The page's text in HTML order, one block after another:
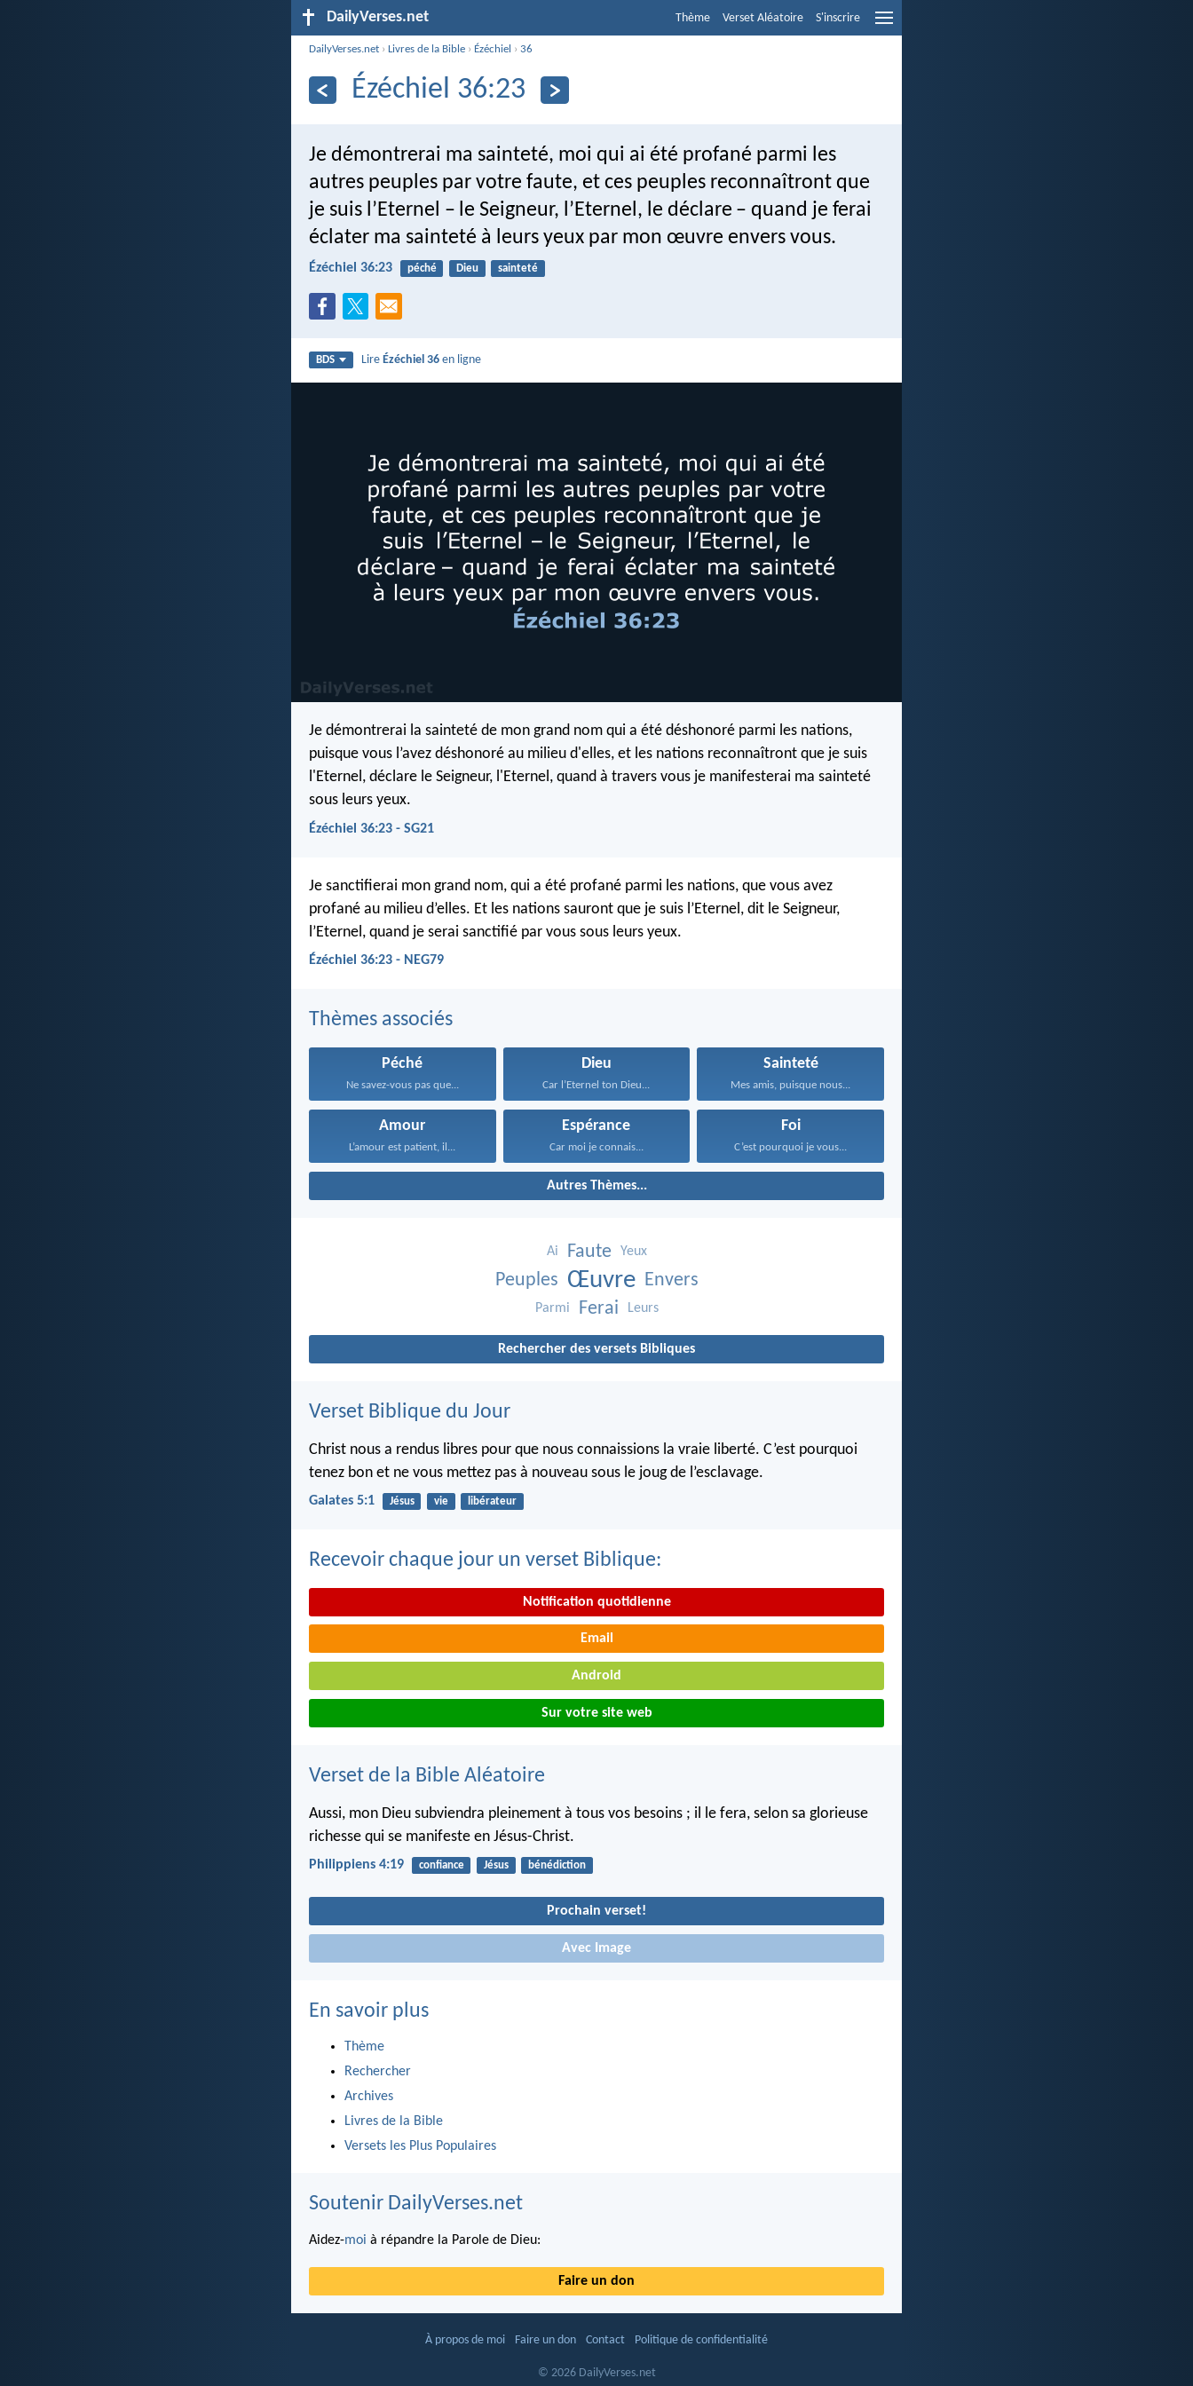
DailyVerses.net Thème Verset Aléatoire S'inscrire
DailyVerses.net ›Livres de la Bible › Ézéchiel ›36
Ézéchiel 36:23
Je démontrerai ma sainteté, moi qui ai été profané parmi les
autres peuples par votre faute, et ces peuples reconnaîtront que
je suis l’Eternel – le Seigneur, l’Eternel, le déclare – quand je ferai
éclater ma sainteté à leurs yeux par mon œuvre envers vous.
Ézéchiel 36:23 péché Dieu sainteté
BDS LireÉzéchiel 36 en ligne
Je démontrerai la sainteté de mon grand nom qui a été déshonoré parmi les nations,
puisque vous l’avez déshonoré au milieu d'elles, et les nations reconnaîtront que je suis
l'Eternel, déclare le Seigneur, l'Eternel, quand à travers vous je manifesterai ma sainteté
sous leurs yeux.
Ézéchiel 36:23 - SG21
Je sanctifierai mon grand nom, qui a été profané parmi les nations, que vous avez
profané au milieu d’elles. Et les nations sauront que je suis l’Eternel, dit le Seigneur,
l’Eternel, quand je serai sanctifié par vous sous leurs yeux.
Ézéchiel 36:23 - NEG79
Thèmes associés
Péché
Ne savez-vous pas que...
Dieu
Car l’Eternel ton Dieu...
Sainteté
Mes amis, puisque nous...
Amour
L’amour est patient, il...
Espérance
Car moi je connais...
Foi
C’est pourquoi je vous...
Autres Thèmes...
Ai Faute Yeux
Peuples Œuvre Envers
Parmi Ferai Leurs
Rechercher des versets Bibliques
Verset Biblique du Jour
Christ nous a rendus libres pour que nous connaissions la vraie liberté. C’est pourquoi
tenez bon et ne vous mettez pas à nouveau sous le joug de l’esclavage.
Galates 5:1 Jésus vie libérateur
Recevoir chaque jour un verset Biblique:
Notification quotidienne
Email
Android
Sur votre site web
Verset de la Bible Aléatoire
Aussi, mon Dieu subviendra pleinement à tous vos besoins ; il le fera, selon sa glorieuse
richesse qui se manifeste en Jésus-Christ.
Philippiens 4:19 confiance Jésus bénédiction
Prochain verset!
Avec Image
En savoir plus
Thème
Rechercher
Archives
Livres de la Bible
Versets les Plus Populaires
Soutenir DailyVerses.net
Aidez-moi à répandre la Parole de Dieu:
Faire un don
À propos de moi Faire un don Contact Politique de confidentialité
© 2026 DailyVerses.net